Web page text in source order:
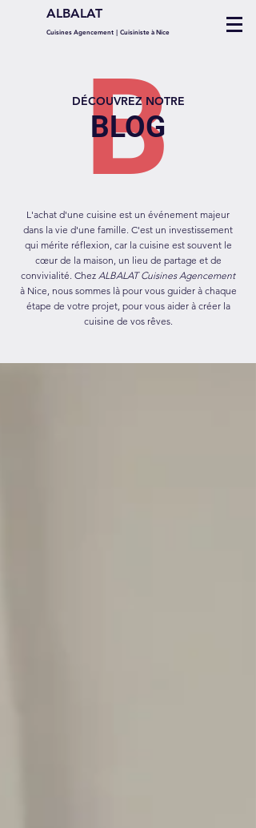
ALBALAT
Cuisines Agencement | Cuisiniste à Nice
B
BLOG
DÉCOUVREZ NOTRE
L'achat d'une cuisine est un événement majeur
dans la vie d'une famille. C'est un investissement
qui mérite réflexion, car la cuisine est souvent le
cœur de la maison, un lieu de partage et de
convivialité. Chez ALBALAT Cuisines Agencement
à Nice, nous sommes là pour vous guider à chaque
étape de votre projet, pour vous aider à créer la
cuisine de vos rêves.